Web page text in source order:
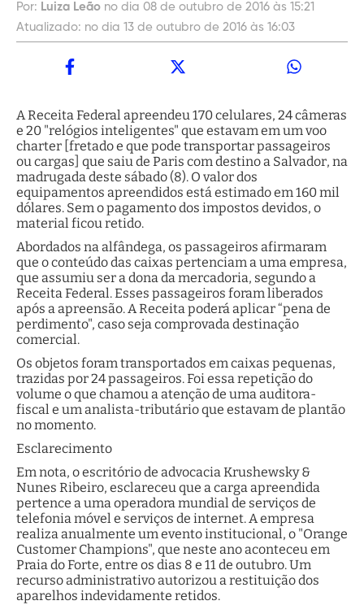
Por: Luiza Leão no dia 08 de outubro de 2016 às 15:21
Atualizado: no dia 13 de outubro de 2016 às 16:03
A Receita Federal apreendeu 170 celulares, 24 câmeras
e 20 "relógios inteligentes" que estavam em um voo
charter [fretado e que pode transportar passageiros
ou cargas] que saiu de Paris com destino a Salvador, na
madrugada deste sábado (8). O valor dos
equipamentos apreendidos está estimado em 160 mil
dólares. Sem o pagamento dos impostos devidos, o
material ficou retido.
Abordados na alfândega, os passageiros afirmaram
que o conteúdo das caixas pertenciam a uma empresa,
que assumiu ser a dona da mercadoria, segundo a
Receita Federal. Esses passageiros foram liberados
após a apreensão. A Receita poderá aplicar “pena de
perdimento", caso seja comprovada destinação
comercial.
Os objetos foram transportados em caixas pequenas,
trazidas por 24 passageiros. Foi essa repetição do
volume o que chamou a atenção de uma auditora-
fiscal e um analista-tributário que estavam de plantão
no momento.
Esclarecimento
Em nota, o escritório de advocacia Krushewsky &
Nunes Ribeiro, esclareceu que a carga apreendida
pertence a uma operadora mundial de serviços de
telefonia móvel e serviços de internet. A empresa
realiza anualmente um evento institucional, o "Orange
Customer Champions", que neste ano aconteceu em
Praia do Forte, entre os dias 8 e 11 de outubro. Um
recurso administrativo autorizou a restituição dos
aparelhos indevidamente retidos.